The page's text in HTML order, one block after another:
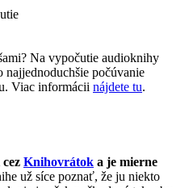
Na vypočutie audioknihy
najjednoduchšie počúvanie
Viac informácii nájdete tu.
Knihovrátok a je mierne
už síce poznať, že ju niekto